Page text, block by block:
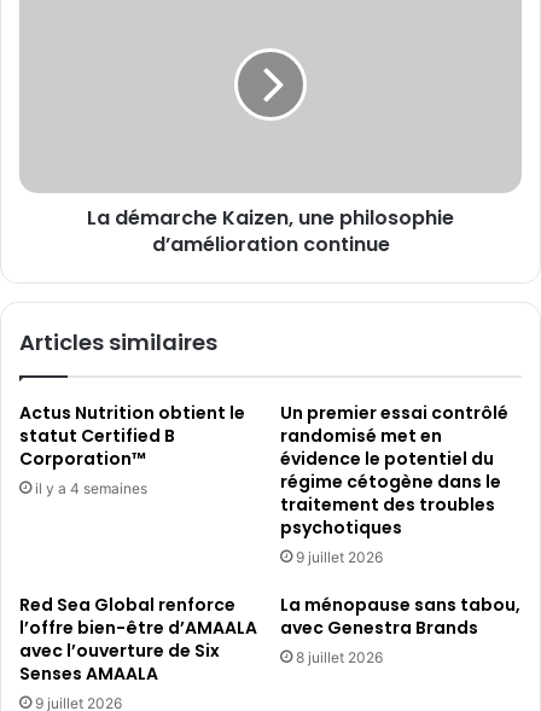
La démarche Kaizen, une philosophie
d’amélioration continue
Articles similaires
Actus Nutrition obtient le
statut Certified B
Corporation™
il y a 4 semaines
Un premier essai contrôlé
randomisé met en
évidence le potentiel du
régime cétogène dans le
traitement des troubles
psychotiques
9 juillet 2026
Red Sea Global renforce
l’offre bien-être d’AMAALA
avec l’ouverture de Six
Senses AMAALA
9 juillet 2026
La ménopause sans tabou,
avec Genestra Brands
8 juillet 2026